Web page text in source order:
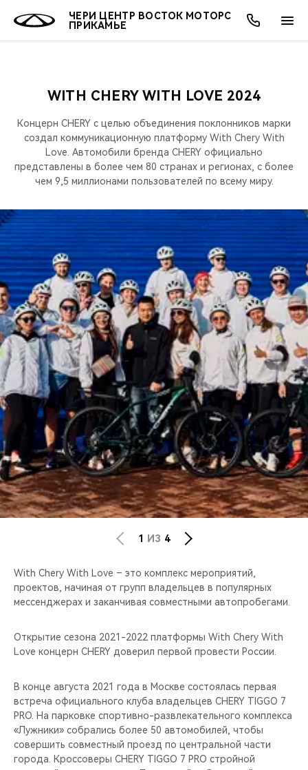
ЧЕРИ ЦЕНТР ВОСТОК МОТОРС
ПРИКАМЬЕ
МОДЕЛИ
ВСЕ МОДЕЛИ
КРОССОВЕРЫ
СЕДАНЫ
НОВИНКИ
ПОКУПАТЕЛЯМ
ВЫБОР И ПОКУПКА
КРЕДИТ И СТРАХОВАНИЕ
ВЛАДЕЛЬЦАМ
СЕРВИС
ЗАПЧАСТИ И АКСЕССУАРЫ
CHERY CONNECT
МИР CHERY
АКСЕССУАРЫ
О БРЕНДЕ
ЛЮДИ CHERY
БЛАГОТВОРИТЕЛЬНОСТЬ
CHERY REMOTE
CHERY И СПОРТ
НАШИ МЕРОПРИЯТИЯ
ВИДЕООБЗОРЫ
CHERY ДЛЯ ДЕТЕЙ
АКЦИИ
ВЫГОДЫ И АКЦИИ
ОНЛАЙН СЕРВИСЫ
ВЫБОР И ПОКУПКА
КРЕДИТ
О КОМПАНИИ
О НАС
МЫ В СОЦСЕТЯХ
WITH CHERY WITH LOVE 2024
Концерн CHERY с целью объединения поклонников марки
создал коммуникационную платформу With Chery With
Love. Автомобили бренда CHERY официально
представлены в более чем 80 странах и регионах, с более
чем 9,5 миллионами пользователей по всему миру.
1 ИЗ 4
With Chery With Love – это комплекс мероприятий,
проектов, начиная от групп владельцев в популярных
мессенджерах и заканчивая совместными автопробегами.
Открытие сезона 2021-2022 платформы With Chery With
Love концерн CHERY доверил первой провести России.
В конце августа 2021 года в Москве состоялась первая
встреча официального клуба владельцев CHERY TIGGO 7
PRO. На парковке спортивно-развлекательного комплекса
«Лужники» собрались более 50 автомобилей, чтобы
совершить совместный проезд по центральной части
города. Кроссоверы CHERY TIGGO 7 PRO стройной